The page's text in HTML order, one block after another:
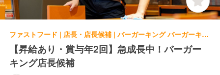
ファストフード | 店長・店長候補 | バーガーキング バーガーキング松江南店
【昇給あり・賞与年2回】急成長中！バーガー
キング店長候補